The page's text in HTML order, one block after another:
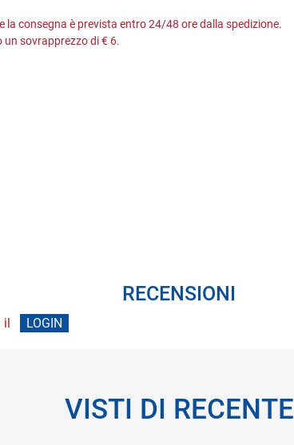
la consegna è prevista entro 24/48 ore dalla spedizione.
sovrapprezzo di € 6.
RECENSIONI
il LOGIN
VISTI DI RECENTE